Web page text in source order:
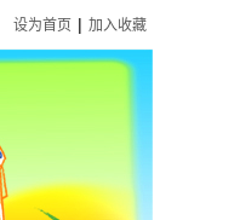
设为首页 | 加入收藏